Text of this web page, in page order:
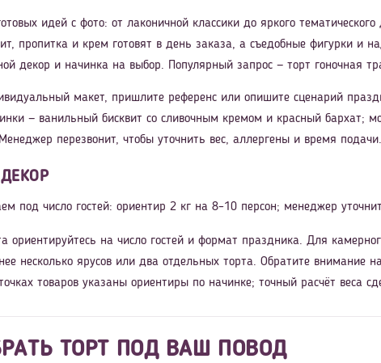
идей с фото: от лаконичной классики до яркого
пропитка и крем готовят в день заказа, а съедобные фигурки и
декор и начинка на выбор. Популярный запрос — торт гоночная
макет, пришлите референс или опишите сценарий
— ванильный бисквит со сливочным кремом и красный бархат;
перезвонит, чтобы уточнить вес, аллергены и время подачи.
под число гостей: ориентир 2 кг на 8–10 персон; менеджер
ориентируйтесь на число гостей и формат праздника. Для
несколько ярусов или два отдельных торта. Обратите внимание
товаров указаны ориентиры по начинке; точный расчёт веса
ТОРТ ПОД ВАШ ПОВОД